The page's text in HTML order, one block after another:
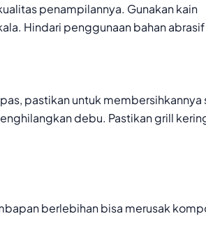
penampilannya. Gunakan kain
Hindari penggunaan bahan abrasif
pastikan untuk membersihkannya
debu. Pastikan grill
berlebihan bisa merusak